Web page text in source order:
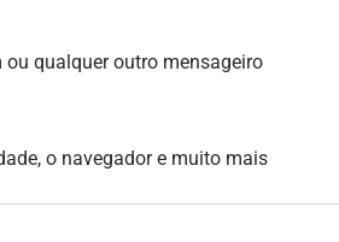
ou qualquer outro mensageiro
o navegador e muito mais